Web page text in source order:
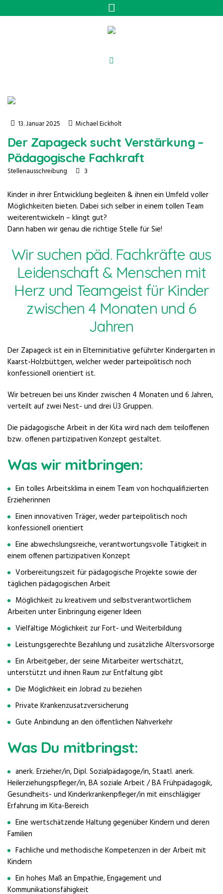
13. Januar 2025 Michael Eickholt
Der Zapageck sucht Verstärkung –
Pädagogische Fachkraft
Stellenausschreibung 3
Kinder in ihrer Entwicklung begleiten & ihnen ein Umfeld voller
Möglichkeiten bieten. Dabei sich selber in einem tollen Team
weiterentwickeln – klingt gut?
Dann haben wir genau die richtige Stelle für Sie!
Wir suchen päd. Fachkräfte aus
Leidenschaft & Menschen mit
Herz und Teamgeist für Kinder
zwischen 4 Monaten und 6
Jahren
Der Zapageck ist ein in Elterninitiative geführter Kindergarten in
Kaarst-Holzbüttgen, welcher weder parteipolitisch noch
konfessionell orientiert ist.
Wir betreuen bei uns Kinder zwischen 4 Monaten und 6 Jahren,
verteilt auf zwei Nest- und drei Ü3 Gruppen.
Die pädagogische Arbeit in der Kita wird nach dem teiloffenen
bzw. offenen partizipativen Konzept gestaltet.
Was wir mitbringen:
Ein tolles Arbeitsklima in einem Team von hochqualifizierten
Erzieherinnen
Einen innovativen Träger, weder parteipolitisch noch
konfessionell orientiert
Eine abwechslungsreiche, verantwortungsvolle Tätigkeit in
einem offenen partizipativen Konzept
Vorbereitungszeit für pädagogische Projekte sowie der
täglichen pädagogischen Arbeit
Möglichkeit zu kreativem und selbstverantwortlichem
Arbeiten unter Einbringung eigener Ideen
Vielfältige Möglichkeit zur Fort- und Weiterbildung
Leistungsgerechte Bezahlung und zusätzliche Altersvorsorge
Ein Arbeitgeber, der seine Mitarbeiter wertschätzt,
unterstützt und ihnen Raum zur Entfaltung gibt
Die Möglichkeit ein Jobrad zu beziehen
Private Krankenzusatzversicherung
Gute Anbindung an den öffentlichen Nahverkehr
Was Du mitbringst:
anerk. Erzieher/in, Dipl. Sozialpädagoge/in, Staatl. anerk.
Heilerziehungspfleger/in, BA soziale Arbeit / BA Frühpädagogik,
Gesundheits- und Kinderkrankenpfleger/in mit einschlägiger
Erfahrung im Kita-Bereich
Eine wertschätzende Haltung gegenüber Kindern und deren
Familien
Fachliche und methodische Kompetenzen in der Arbeit mit
Kindern
Ein hohes Maß an Empathie, Engagement und
Kommunikationsfähigkeit